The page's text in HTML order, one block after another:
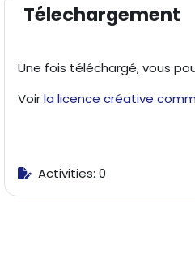
Télechargement
Une fois téléchargé, vous
Voirla licence créative
Activities: 0